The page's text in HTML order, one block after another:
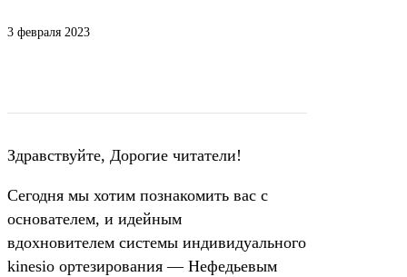
3 февраля 2023
Здравствуйте, Дорогие читатели!
Сегодня мы хотим познакомить вас с
основателем, и идейным
вдохновителем системы индивидуального
kinesio ортезирования — Нефедьевым